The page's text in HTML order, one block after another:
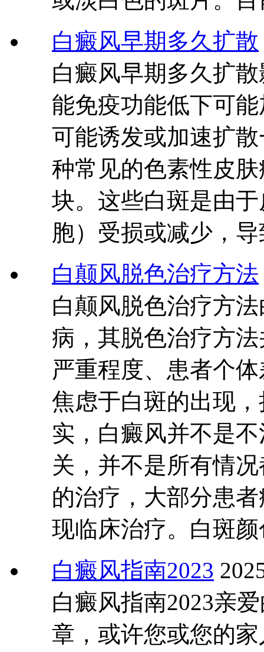
白癜风早期多久扩散
白癜风早期多久扩
能免疫功能低下可
可能诱发或加速扩
种常见的色素性皮
块。这些白斑是由
胞）受损或减少，
白颠风脱色治疗方法
白颠风脱色治疗方
病，其脱色治疗方
严重程度、患者个
焦虑于白斑的出现
实，白癜风并不是
关，并不是所有情
的治疗，大部分患
现临床治疗。白斑
白癜风指南2023
白癜风指南2023亲
章，或许您或您的